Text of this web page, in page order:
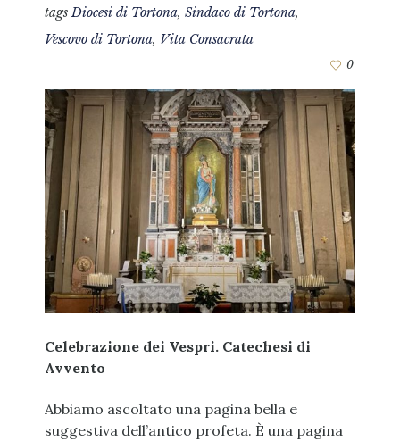
tagsDiocesi di Tortona, Sindaco di Tortona,
Vescovo di Tortona, Vita Consacrata
0
Celebrazione dei Vespri. Catechesi di
Avvento
Abbiamo ascoltato una pagina bella e
suggestiva dell’antico profeta. È una pagina